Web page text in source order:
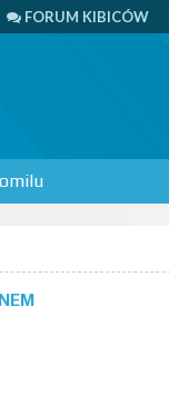
FORUM KIBICÓW